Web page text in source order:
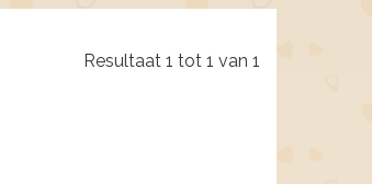
Resultaat 1 tot 1 van 1